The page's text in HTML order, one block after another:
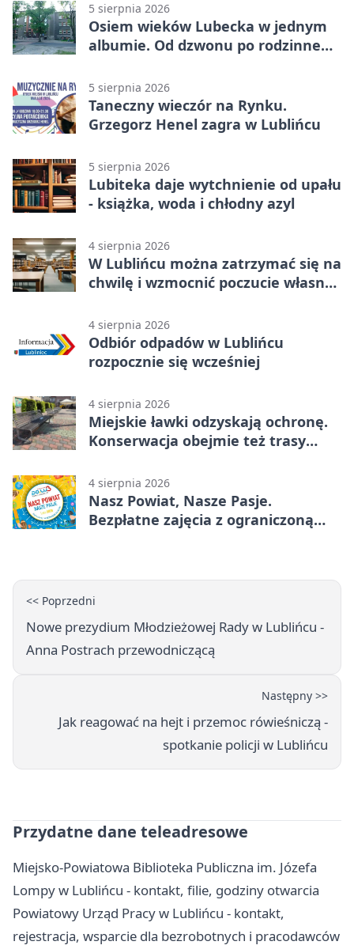
5 sierpnia 2026
Osiem wieków Lubecka w jednym
albumie. Od dzwonu po rodzinne
5 sierpnia 2026
Taneczny wieczór na Rynku.
Grzegorz Henel zagra w Lublińcu
5 sierpnia 2026
Lubiteka daje wytchnienie od upału
- książka, woda i chłodny azyl
4 sierpnia 2026
W Lublińcu można zatrzymać się na
chwilę i wzmocnić poczucie własnej
4 sierpnia 2026
Odbiór odpadów w Lublińcu
rozpocznie się wcześniej
4 sierpnia 2026
Miejskie ławki odzyskają ochronę.
Konserwacja obejmie też trasy
4 sierpnia 2026
Nasz Powiat, Nasze Pasje.
Bezpłatne zajęcia z ograniczoną
<< Poprzedni
Nowe prezydium Młodzieżowej Rady w Lublińcu -
Anna Postrach przewodniczącą
Następny >>
Jak reagować na hejt i przemoc rówieśniczą -
spotkanie policji w Lublińcu
Przydatne dane teleadresowe
Miejsko-Powiatowa Biblioteka Publiczna im. Józefa
Lompy w Lublińcu - kontakt, filie, godziny otwarcia
Powiatowy Urząd Pracy w Lublińcu - kontakt,
rejestracja, wsparcie dla bezrobotnych i pracodawców